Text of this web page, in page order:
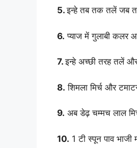
5.इन्हे तब तक तलें जब
6. प्याज में गुलाबी कलर
7.इन्हे अच्छी तरह तलें
8. शिमला मिर्च और
9. अब डेढ़ चम्मच लाल
10. 1 टी स्पून पाव